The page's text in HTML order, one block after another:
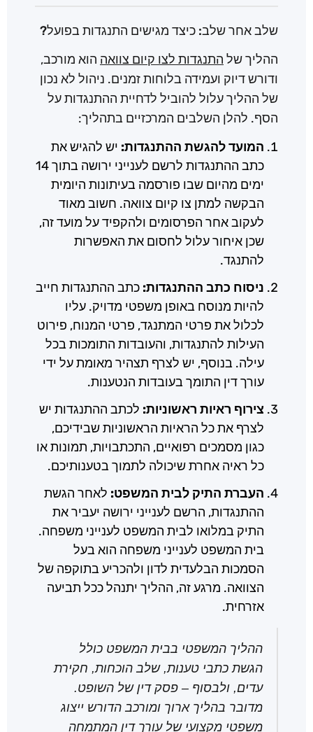
שלב אחר שלב: כיצד מגישים התנגדות בפועל?
ההליך של התנגדות לצו קיום צוואה הוא מורכב,
ודורש דיוק ועמידה בלוחות זמנים. ניהול לא נכון
של ההליך עלול להוביל לדחיית ההתנגדות על
הסף. להלן השלבים המרכזיים בתהליך:
המועד להגשת ההתנגדות: יש להגיש את
כתב ההתנגדות לרשם לענייני ירושה בתוך 14
ימים מהיום שבו פורסמה בעיתונות היומית
הבקשה למתן צו קיום צוואה. חשוב מאוד
לעקוב אחר הפרסומים ולהקפיד על מועד זה,
שכן איחור עלול לחסום את האפשרות
להתנגד.
ניסוח כתב ההתנגדות: כתב ההתנגדות חייב
להיות מנוסח באופן משפטי מדויק. עליו
לכלול את פרטי המתנגד, פרטי המנוח, פירוט
העילות להתנגדות, והעובדות התומכות בכל
עילה. בנוסף, יש לצרף תצהיר מאומת על ידי
עורך דין התומך בעובדות הנטענות.
צירוף ראיות ראשוניות: לכתב ההתנגדות יש
לצרף את כל הראיות הראשוניות שבידיכם,
כגון מסמכים רפואיים, התכתבויות, תמונות או
כל ראיה אחרת שיכולה לתמוך בטענותיכם.
העברת התיק לבית המשפט: לאחר הגשת
ההתנגדות, הרשם לענייני ירושה יעביר את
התיק במלואו לבית המשפט לענייני משפחה.
בית המשפט לענייני משפחה הוא בעל
הסמכות הבלעדית לדון ולהכריע בתוקפה של
הצוואה. מרגע זה, ההליך יתנהל ככל תביעה
אזרחית.
ההליך המשפטי בבית המשפט כולל
הגשת כתבי טענות, שלב הוכחות, חקירת
עדים, ולבסוף – פסק דין של השופט.
מדובר בהליך ארוך ומורכב הדורש ייצוג
משפטי מקצועי של עורך דין המתמחה